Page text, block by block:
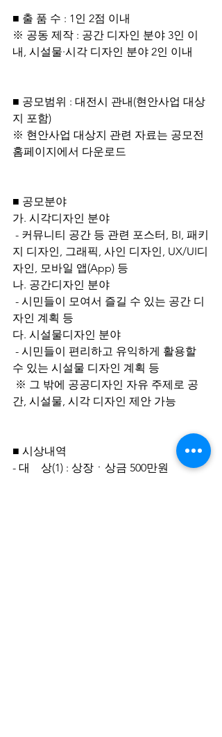
■ 출 품 수 : 1인 2점 이내
※ 공동 제작 : 공간 디자인 분야 3인 이
내, 시설물·시각 디자인 분야 2인 이내
■ 공모범위 : 대전시 관내(현안사업 대상
지 포함)
※ 현안사업 대상지 관련 자료는 공모전
홈페이지에서 다운로드
■ 공모분야
가. 시각디자인 분야
지 디자인, 그래픽, 사인 디자인, UX/UI디
자인, 모바일 앱(App) 등
나. 공간디자인 분야
자인 계획 등
다. 시설물디자인 분야
수 있는 시설물 디자인 계획 등
간, 시설물, 시각 디자인 제안 가능
■ 시상내역
- 대    상(1) : 상장ㆍ상금 500만원